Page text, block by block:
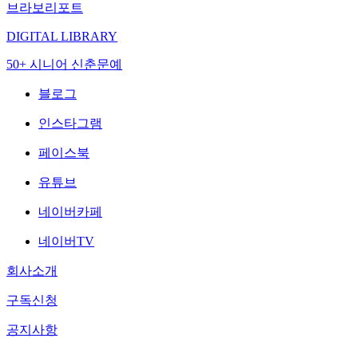
브라보리포트
DIGITAL LIBRARY
50+ 시니어 신춘문예
블로그
인스타그램
페이스북
유튜브
네이버카페
네이버TV
회사소개
구독신청
공지사항